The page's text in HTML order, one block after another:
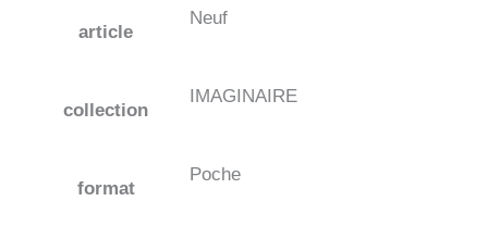
article
Neuf
collection
IMAGINAIRE
format
Poche